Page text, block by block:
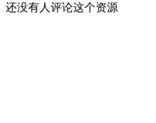
还没有人评论这个资源